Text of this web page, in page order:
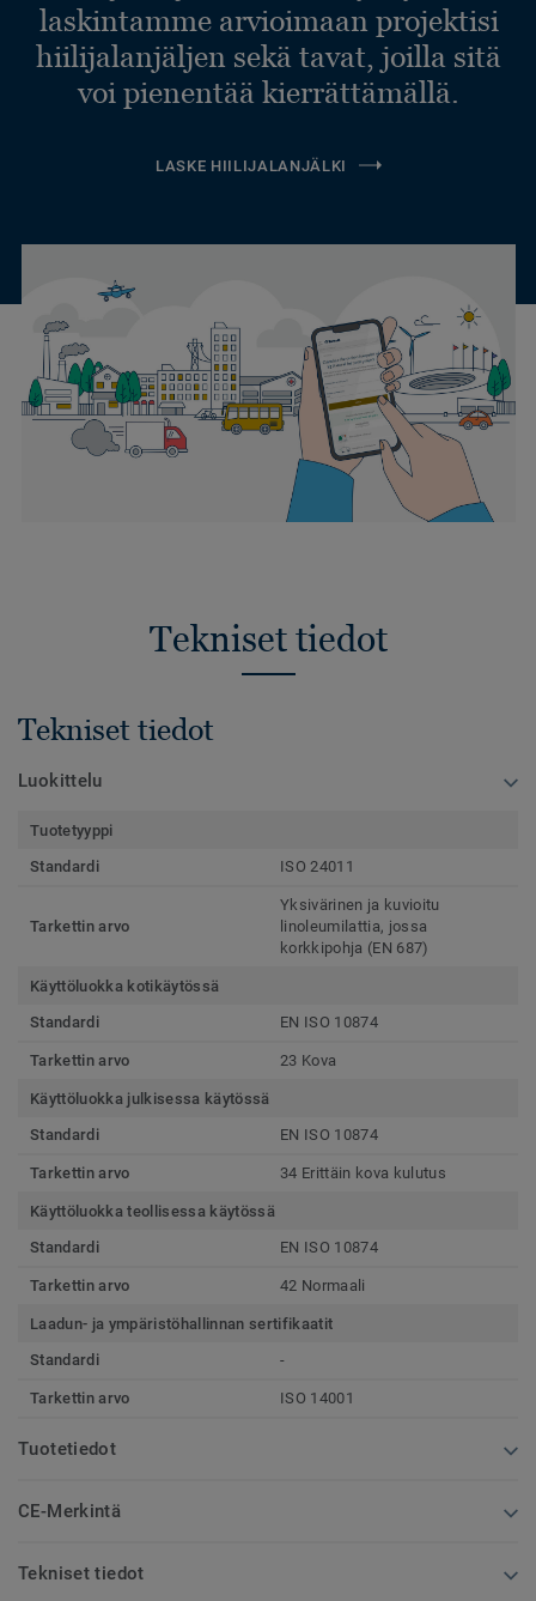
laskintamme arvioimaan projektisi
hiilijalanjäljen sekä tavat, joilla sitä
voi pienentää kierrättämällä.
LASKE HIILIJALANJÄLKI
Tekniset tiedot
Tekniset tiedot
Luokittelu
Tuotetyyppi
Standardi
ISO 24011
Tarkettin arvo
Yksivärinen ja kuvioitu
linoleumilattia, jossa
korkkipohja (EN 687)
Käyttöluokka kotikäytössä
Standardi
EN ISO 10874
Tarkettin arvo 23 Kova
Käyttöluokka julkisessa käytössä
Standardi
EN ISO 10874
Tarkettin arvo 34 Erittäin kova kulutus
Käyttöluokka teollisessa käytössä
Standardi
EN ISO 10874
Tarkettin arvo 42 Normaali
Laadun- ja ympäristöhallinnan sertifikaatit
Standardi
-
Tarkettin arvo ISO 14001
Tuotetiedot
CE-Merkintä
Tekniset tiedot